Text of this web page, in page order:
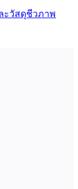
ะวัสดุชีวภาพ